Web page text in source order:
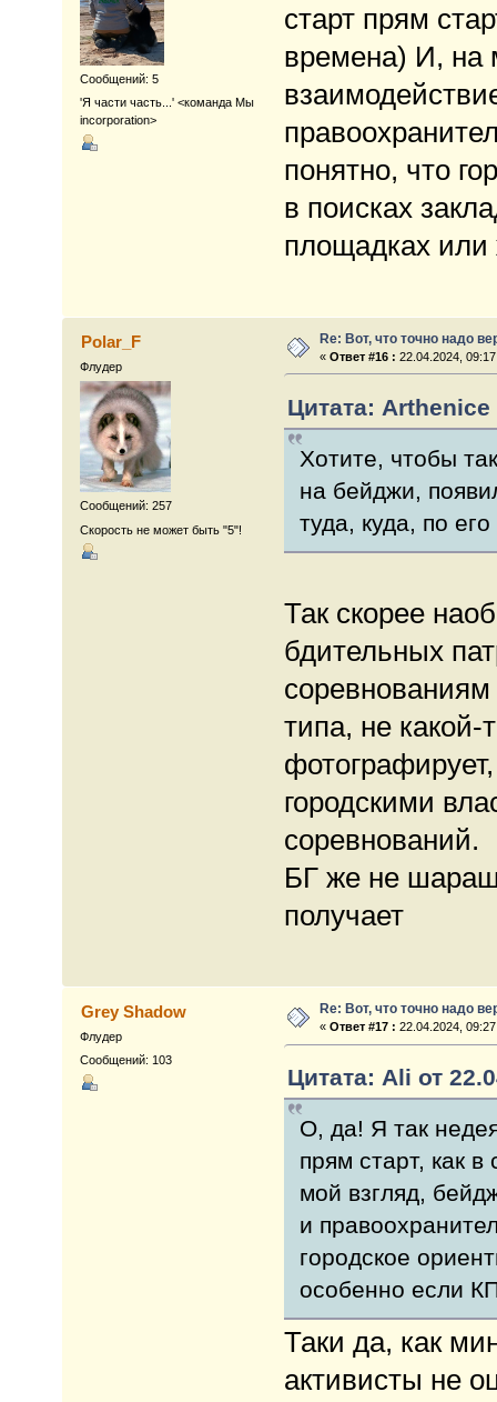
Сообщений: 5
'Я части часть...' <команда Мы
incorporation>
старт прям
времена) И, на
понятно, что
в поисках
площадках
Polar_F
Флудер
Сообщений: 257
Скорость не может быть "5"!
Re: Вот, что точно надо
«Ответ #16 : 22.04.2024,
Цитата: Arthenice
Хотите, чтобы
на бейджи,
туда, куда, по
Так скорее
бдительных
типа, не какой-
городскими
соревнований.
БГ же не
получает
Grey Shadow
Флудер
Сообщений: 103
Re: Вот, что точно надо
«Ответ #17 : 22.04.2024,
Цитата: Ali от
О, да! Я так
прям старт, как
мой взгляд,
и
городское
особенно если
Таки да, как
активисты не